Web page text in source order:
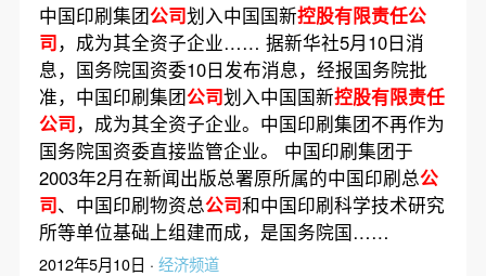
中国印刷集团公司划入中国国新控股有限责任公
司，成为其全资子企业…… 据新华社5月10日消
息，国务院国资委10日发布消息，经报国务院批
准，中国印刷集团公司划入中国国新控股有限责任
公司，成为其全资子企业。中国印刷集团不再作为
国务院国资委直接监管企业。 中国印刷集团于
2003年2月在新闻出版总署原所属的中国印刷总公
司、中国印刷物资总公司和中国印刷科学技术研究
所等单位基础上组建而成，是国务院国……
2012年5月10日 · 经济频道